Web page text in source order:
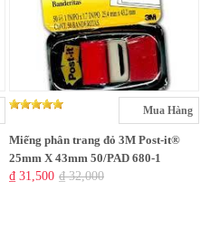
Mua Hàng
Miếng phân trang đỏ 3M Post-it®
25mm X 43mm 50/PAD 680-1
₫ 31,500 ₫ 32,000